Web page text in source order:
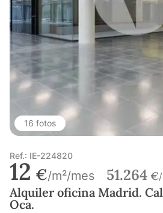
16 fotos
Ref.: IE-224820
12 €/m²/mes 51.264 €
Alquiler oficina Madrid.
Oca.